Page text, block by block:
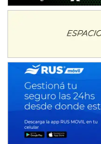
Humboldt (Santa Fe)
NORESTE SANTAFESINO - F6
Ciudad de Avellaneda (Asfalto)
SUR SANTAFESINO - F4
José Samuel Sánchez (Tierra)
Rufino (Santa Fe)
TUCUMANO - F5
El Timbó (Tucumán)